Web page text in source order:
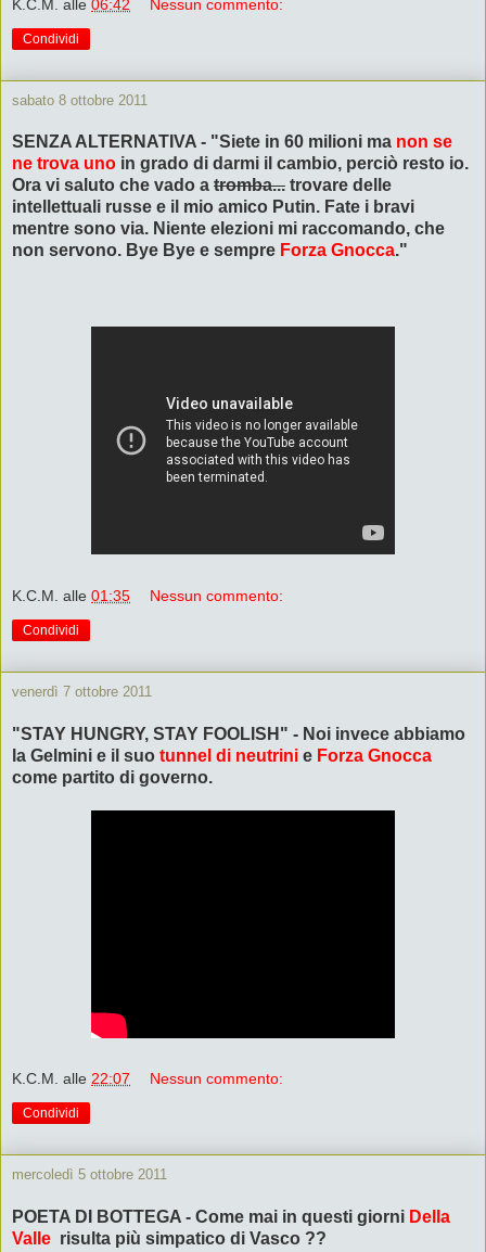
K.C.M. alle 06:42 Nessun commento:
Condividi
sabato 8 ottobre 2011
SENZA ALTERNATIVA - "Siete in 60 milioni ma non se
ne trova uno in grado di darmi il cambio, perciò resto io.
Ora vi saluto che vado a tromba... trovare delle
intellettuali russe e il mio amico Putin. Fate i bravi
mentre sono via. Niente elezioni mi raccomando, che
non servono. Bye Bye e sempre Forza Gnocca."
K.C.M. alle 01:35 Nessun commento:
Condividi
venerdì 7 ottobre 2011
"STAY HUNGRY, STAY FOOLISH" - Noi invece abbiamo
la Gelmini e il suo tunnel di neutrini e Forza Gnocca
come partito di governo.
K.C.M. alle 22:07 Nessun commento:
Condividi
mercoledì 5 ottobre 2011
POETA DI BOTTEGA - Come mai in questi giorni Della
Valle risulta più simpatico di Vasco ??